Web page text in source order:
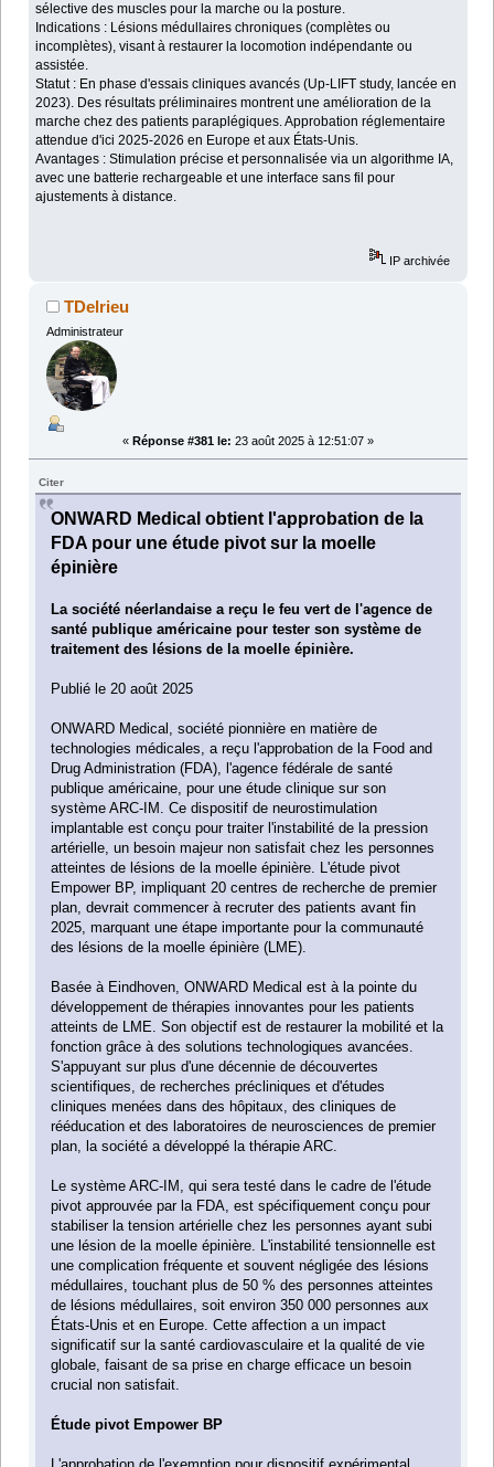
sélective des muscles pour la marche ou la posture.
Indications : Lésions médullaires chroniques (complètes ou
incomplètes), visant à restaurer la locomotion indépendante ou
assistée.
Statut : En phase d'essais cliniques avancés (Up-LIFT study, lancée en
2023). Des résultats préliminaires montrent une amélioration de la
marche chez des patients paraplégiques. Approbation réglementaire
attendue d'ici 2025-2026 en Europe et aux États-Unis.
Avantages : Stimulation précise et personnalisée via un algorithme IA,
avec une batterie rechargeable et une interface sans fil pour
ajustements à distance.
IP archivée
TDelrieu
Administrateur
« Réponse #381 le: 23 août 2025 à 12:51:07 »
Citer
ONWARD Medical obtient l'approbation de la
FDA pour une étude pivot sur la moelle
épinière
La société néerlandaise a reçu le feu vert de l'agence de
santé publique américaine pour tester son système de
traitement des lésions de la moelle épinière.
Publié le 20 août 2025
ONWARD Medical, société pionnière en matière de
technologies médicales, a reçu l'approbation de la Food and
Drug Administration (FDA), l'agence fédérale de santé
publique américaine, pour une étude clinique sur son
système ARC-IM. Ce dispositif de neurostimulation
implantable est conçu pour traiter l'instabilité de la pression
artérielle, un besoin majeur non satisfait chez les personnes
atteintes de lésions de la moelle épinière. L'étude pivot
Empower BP, impliquant 20 centres de recherche de premier
plan, devrait commencer à recruter des patients avant fin
2025, marquant une étape importante pour la communauté
des lésions de la moelle épinière (LME).
Basée à Eindhoven, ONWARD Medical est à la pointe du
développement de thérapies innovantes pour les patients
atteints de LME. Son objectif est de restaurer la mobilité et la
fonction grâce à des solutions technologiques avancées.
S'appuyant sur plus d'une décennie de découvertes
scientifiques, de recherches précliniques et d'études
cliniques menées dans des hôpitaux, des cliniques de
rééducation et des laboratoires de neurosciences de premier
plan, la société a développé la thérapie ARC.
Le système ARC-IM, qui sera testé dans le cadre de l'étude
pivot approuvée par la FDA, est spécifiquement conçu pour
stabiliser la tension artérielle chez les personnes ayant subi
une lésion de la moelle épinière. L'instabilité tensionnelle est
une complication fréquente et souvent négligée des lésions
médullaires, touchant plus de 50 % des personnes atteintes
de lésions médullaires, soit environ 350 000 personnes aux
États-Unis et en Europe. Cette affection a un impact
significatif sur la santé cardiovasculaire et la qualité de vie
globale, faisant de sa prise en charge efficace un besoin
crucial non satisfait.
Étude pivot Empower BP